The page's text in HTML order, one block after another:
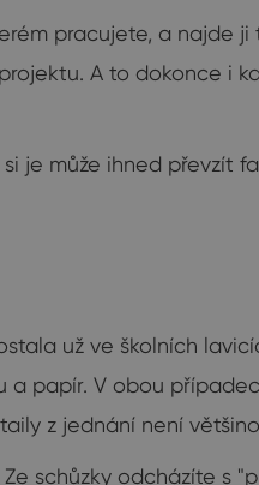
pracujete, a najde ji
A to dokonce i
je může ihned převzít
už ve školních
a papír. V obou
z jednání není
schůzky odcházíte s